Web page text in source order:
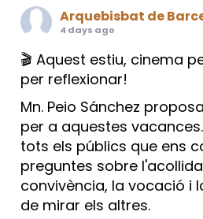
Arquebisbat de
4 days ago
🎬 Aquest estiu, cinema
per reflexionar!
Mn. Peio Sánchez
per a aquestes
tots els públics que ens
preguntes sobre
convivència, la vocació i
de mirar els altres.